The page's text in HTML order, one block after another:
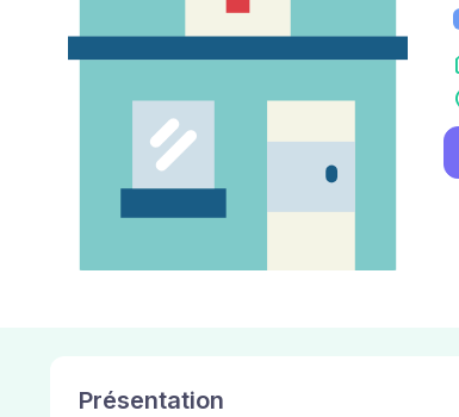
Présentation